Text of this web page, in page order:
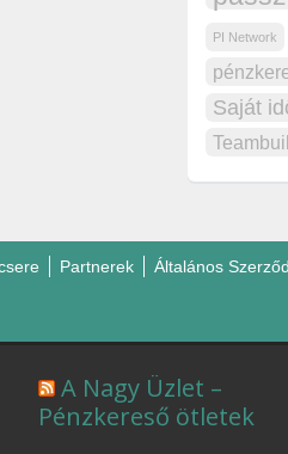
PI Network
Saját
Partnerek Általános
A Nagy Üzlet –
Pénzkereső ötletek